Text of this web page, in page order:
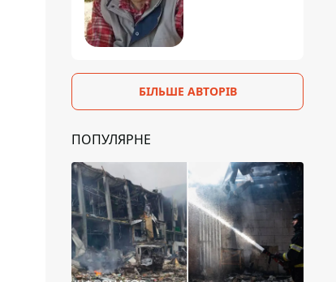
БІЛЬШЕ АВТОРІВ
ПОПУЛЯРНЕ